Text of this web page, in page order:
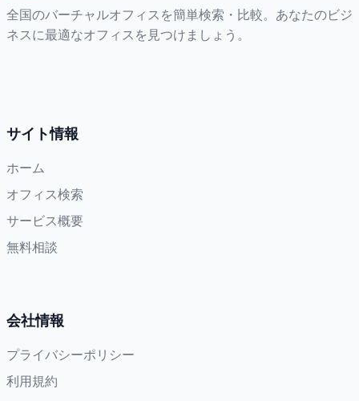
全国のバーチャルオフィスを簡単検索・比較。あなたのビジ
ネスに最適なオフィスを見つけましょう。
サイト情報
ホーム
オフィス検索
サービス概要
無料相談
会社情報
プライバシーポリシー
利用規約